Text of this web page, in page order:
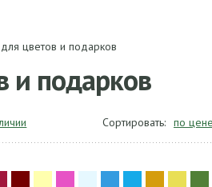
цветов и подарков
и подарков
Сортировать: по цене